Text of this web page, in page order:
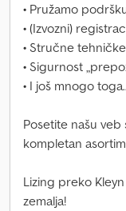
• Pružamo
• (Izvozni)
• Stručne
• Sigurnost
• I još mnogo
Posetite našu
kompletan
Lizing preko
zemalja!